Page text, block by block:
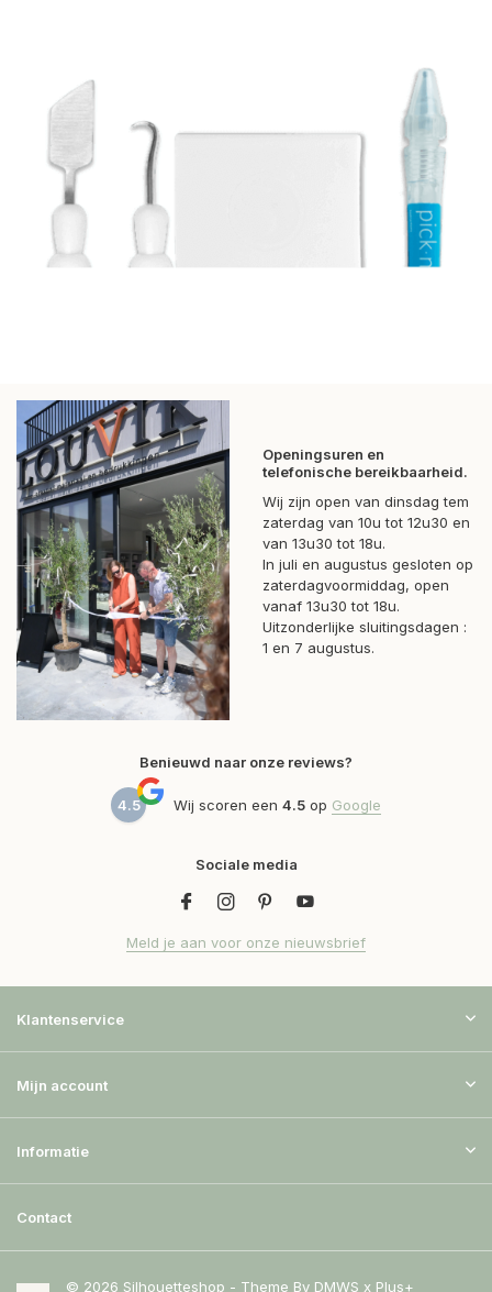
Openingsuren en
telefonische bereikbaarheid.
Wij zijn open van dinsdag tem
zaterdag van 10u tot 12u30 en
van 13u30 tot 18u.
In juli en augustus gesloten op
zaterdagvoormiddag, open
vanaf 13u30 tot 18u.
Uitzonderlijke sluitingsdagen :
1 en 7 augustus.
Benieuwd naar onze reviews?
4.5 Wij scoren een 4.5 op Google
Sociale media
Meld je aan voor onze nieuwsbrief
Klantenservice
Mijn account
Informatie
Contact
© 2026 Silhouetteshop - Theme By DMWS x Plus+